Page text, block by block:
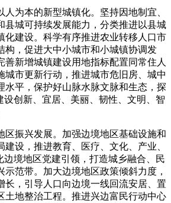
为本的新型城镇化。坚持因地制宜、
县城可持续发展能力，分类推进以县城
化建设。科学有序推进农业转移人口市
构，促进大中小城市和小城镇协调发
善新增城镇建设用地指标配置同常住人
城市更新行动，推进城市危旧房、城中
水平，保护好山脉水脉文脉和生态，探
设创新、宜居、美丽、韧性、文明、智
振兴发展。加强边境地区基础设施和
设，推进教育、医疗、文化、产业、
边境地区党建引领，打造城乡融合、民
示范带。加大边境地区政策倾斜力度，
长，引导人口向边境一线回流安居、置
土地整治工程。推进兴边富民行动中心